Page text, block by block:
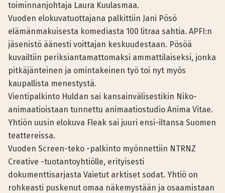
toiminnanjohtaja Laura Kuulasmaa.
Vuoden elokuvatuottajana palkittiin Jani Pösö
elämänmakuisesta komediasta 100 litraa sahtia. APFI:n
jäsenistö äänesti voittajan keskuudestaan. Pösöä
kuvailtiin periksiantamattomaksi ammattilaiseksi, jonka
pitkäjänteinen ja omintakeinen työ toi nyt myös
kaupallista menestystä.
Vientipalkinto Huldan sai kansainvälisestikin Niko-
animaatioistaan tunnettu animaatiostudio Anima Vitae.
Yhtiön uusin elokuva Fleak sai juuri ensi-iltansa Suomen
teattereissa.
Vuoden Screen-teko -palkinto myönnettiin NTRNZ
Creative -tuotantoyhtiölle, erityisesti
dokumenttisarjasta Vaietut arktiset sodat. Yhtiö on
rohkeasti puskenut omaa näkemystään ja osaamistaan